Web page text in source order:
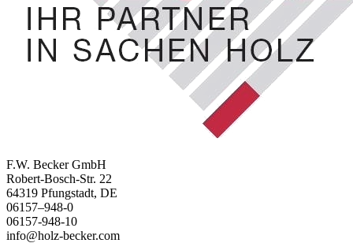
F.W. Becker GmbH
Robert-Bosch-Str. 22
64319 Pfungstadt, DE
06157–948-0
06157-948-10
info@holz-becker.com